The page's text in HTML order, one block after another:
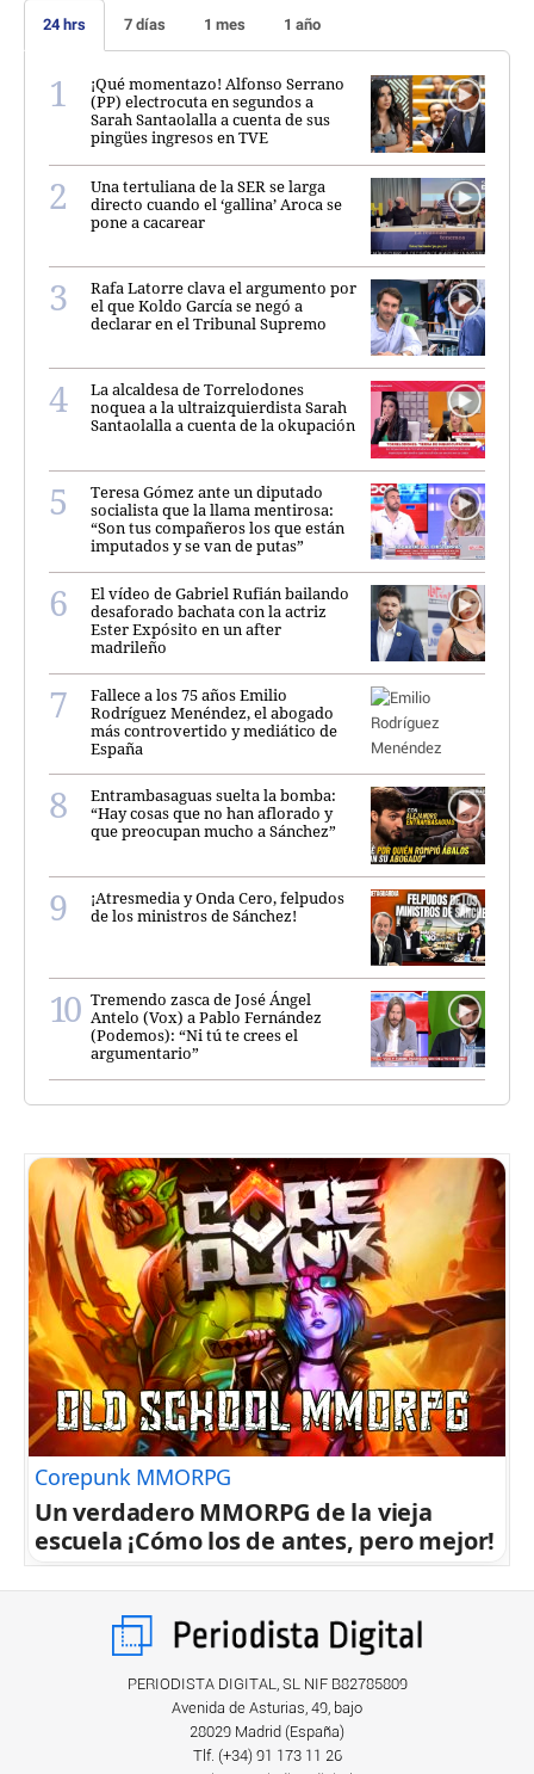
24 hrs 7 días 1 mes 1 año
¡Qué momentazo! Alfonso Serrano
(PP) electrocuta en segundos a
Sarah Santaolalla a cuenta de sus
pingües ingresos en TVE
Una tertuliana de la SER se larga
directo cuando el ‘gallina’ Aroca se
pone a cacarear
Rafa Latorre clava el argumento por
el que Koldo García se negó a
declarar en el Tribunal Supremo
La alcaldesa de Torrelodones
noquea a la ultraizquierdista Sarah
Santaolalla a cuenta de la okupación
Teresa Gómez ante un diputado
socialista que la llama mentirosa:
“Son tus compañeros los que están
imputados y se van de putas”
El vídeo de Gabriel Rufián bailando
desaforado bachata con la actriz
Ester Expósito en un after
madrileño
Fallece a los 75 años Emilio
Rodríguez Menéndez, el abogado
más controvertido y mediático de
España
Entrambasaguas suelta la bomba:
“Hay cosas que no han aflorado y
que preocupan mucho a Sánchez”
¡Atresmedia y Onda Cero, felpudos
de los ministros de Sánchez!
Tremendo zasca de José Ángel
Antelo (Vox) a Pablo Fernández
(Podemos): “Ni tú te crees el
argumentario”
Corepunk MMORPG
Un verdadero MMORPG de la vieja
escuela ¡Cómo los de antes, pero mejor!
PERIODISTA DIGITAL, SL NIF B82785809
Avenida de Asturias, 49, bajo
28029 Madrid (España)
Tlf. (+34) ‎91 173 11 26